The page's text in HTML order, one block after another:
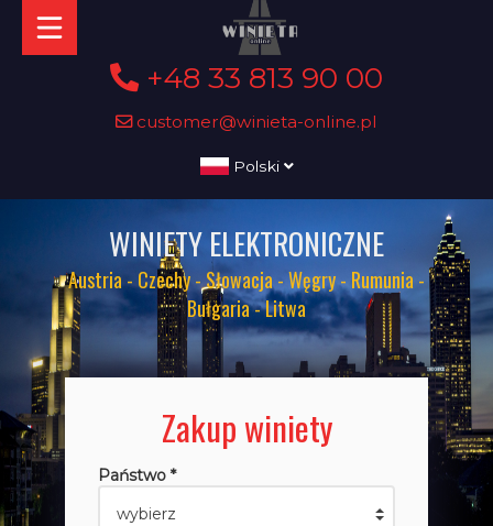
+48 33 813 90 00
customer@winieta-online.pl
Polski
WINIETY ELEKTRONICZNE
Austria - Czechy - Słowacja - Węgry - Rumunia -
Bułgaria - Litwa
Zakup winiety
Państwo *